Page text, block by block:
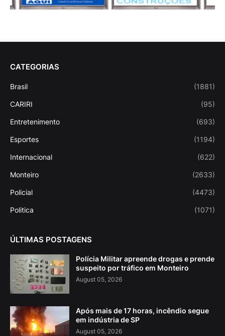
CATEGORIAS
Brasil (1881)
CARIRI (95)
Entretenimento (693)
Esportes (1194)
Internacional (622)
Monteiro (2633)
Policial (4473)
Politica (1071)
ÚLTIMAS POSTAGENS
Polícia Militar apreende drogas e prende
suspeito por tráfico em Monteiro
August 05, 2026
Após mais de 17 horas, incêndio segue
em indústria de SP
August 05, 2026